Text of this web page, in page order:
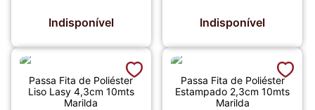
Indisponível Indisponível
Passa Fita de Poliéster
Liso Lasy 4,3cm 10mts
Marilda
Passa Fita de Poliéster
Estampado 2,3cm 10mts
Marilda